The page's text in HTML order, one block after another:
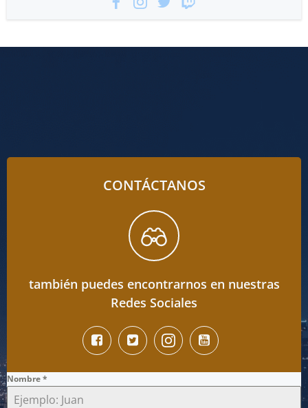
CONTÁCTANOS
también puedes encontrarnos en nuestras
Redes Sociales
Nombre*